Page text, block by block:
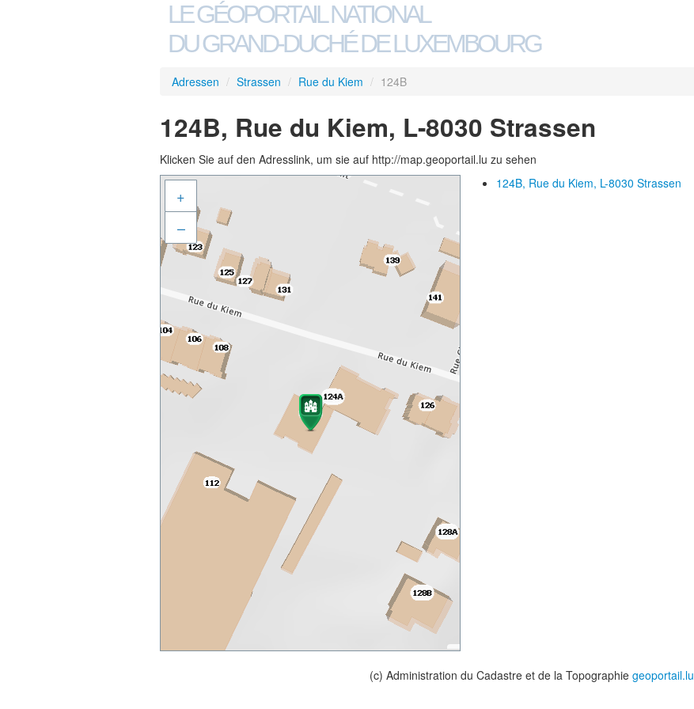
LE GÉOPORTAIL NATIONAL
DU GRAND-DUCHÉ DE LUXEMBOURG
Adressen / Strassen / Rue du Kiem / 124B
124B, Rue du Kiem, L-8030 Strassen
Klicken Sie auf den Adresslink, um sie auf http://map.geoportail.lu zu sehen
+
–
124B, Rue du Kiem, L-8030 Strassen
(c) Administration du Cadastre et de la Topographie geoportail.lu